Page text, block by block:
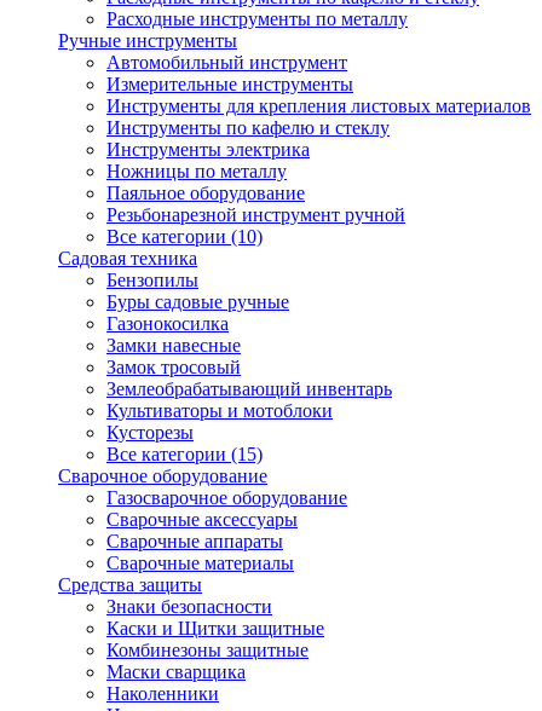
Расходные инструменты по металлу
Ручные инструменты
Автомобильный инструмент
Измерительные инструменты
Инструменты для крепления листовых материалов
Инструменты по кафелю и стеклу
Инструменты электрика
Ножницы по металлу
Паяльное оборудование
Резьбонарезной инструмент ручной
Все категории (10)
Садовая техника
Бензопилы
Буры садовые ручные
Газонокосилка
Замки навесные
Замок тросовый
Землеобрабатывающий инвентарь
Культиваторы и мотоблоки
Кусторезы
Все категории (15)
Сварочное оборудование
Газосварочное оборудование
Сварочные аксессуары
Сварочные аппараты
Сварочные материалы
Средства защиты
Знаки безопасности
Каски и Щитки защитные
Комбинезоны защитные
Маски сварщика
Наколенники